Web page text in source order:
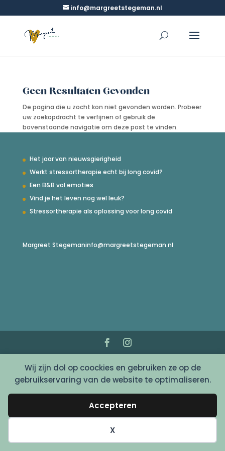
Wij zijn dol op coockies en gebruiken ze op de
gebruikservaring van de website te optimaliseren.
Accepteren
X
info@margreetstegeman.nl
Geen Resultaten Gevonden
De pagina die u zocht kon niet gevonden worden. Probeer
uw zoekopdracht te verfijnen of gebruik de
bovenstaande navigatie om deze post te vinden.
Het jaar van nieuwsgierigheid
Werkt stressortherapie echt bij long covid?
Een B&B vol emoties
Vind je het leven nog wel leuk?
Stressortherapie als oplossing voor long covid
Margreet Stegemaninfo@margreetstegeman.nl
© Copyright 2022 - Margreet Stegeman